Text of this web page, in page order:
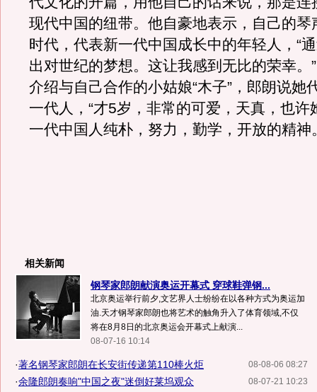
现代中国的纽带。他自豪地表示，自己的琴
时代，代表新一代中国成长中的年轻人，“
出对世纪的梦想。这让我感到无比的荣幸。
介绍与自己合作的小姑娘“木子”，郎朗说她
一代人，“才5岁，非常的可爱，天真，也许
一代中国人纯朴，努力，勤学，开放的精神
相关新闻
钢琴家郎朗献演奥运开幕式 穿球鞋弹钢...
北京奥运举行前夕,文艺界人士纷纷在以各种方式为奥运加
油.天才钢琴家郎朗也将艺术的触角升入了体育领域,不仅
将在8月8日的北京奥运会开幕式上献演...
08-07-16 10:14
08-08-06 08:27
·著名钢琴家郎朗在长安街传递第110棒火炬
08-07-21 10:23
·余隆郎朗奏响"中国之夜"迷倒好莱坞观众